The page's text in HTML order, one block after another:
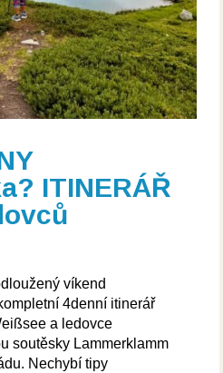
ITINERÁŘ
víkend
4denní itinerář
a ledovce
soutěsky Lammerklamm
Nechybí tipy